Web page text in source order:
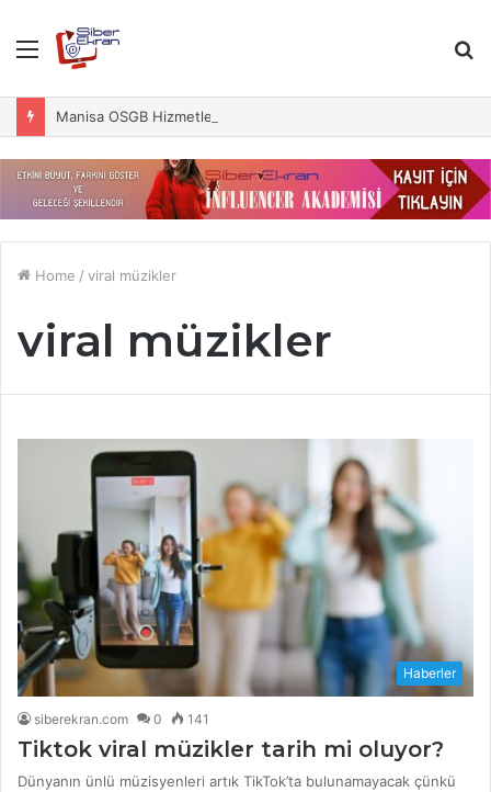
Menu
Home / viral müzikler
viral müzikler
Haberler
siberekran.com 0 141
Tiktok viral müzikler tarih mi oluyor?
Dünyanın ünlü müzisyenleri artık TikTok’ta bulunamayacak çünkü